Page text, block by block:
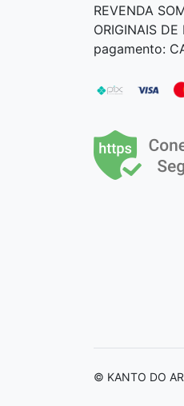
REVENDA
ORIGINAIS
pagamento:
© KANTO DO